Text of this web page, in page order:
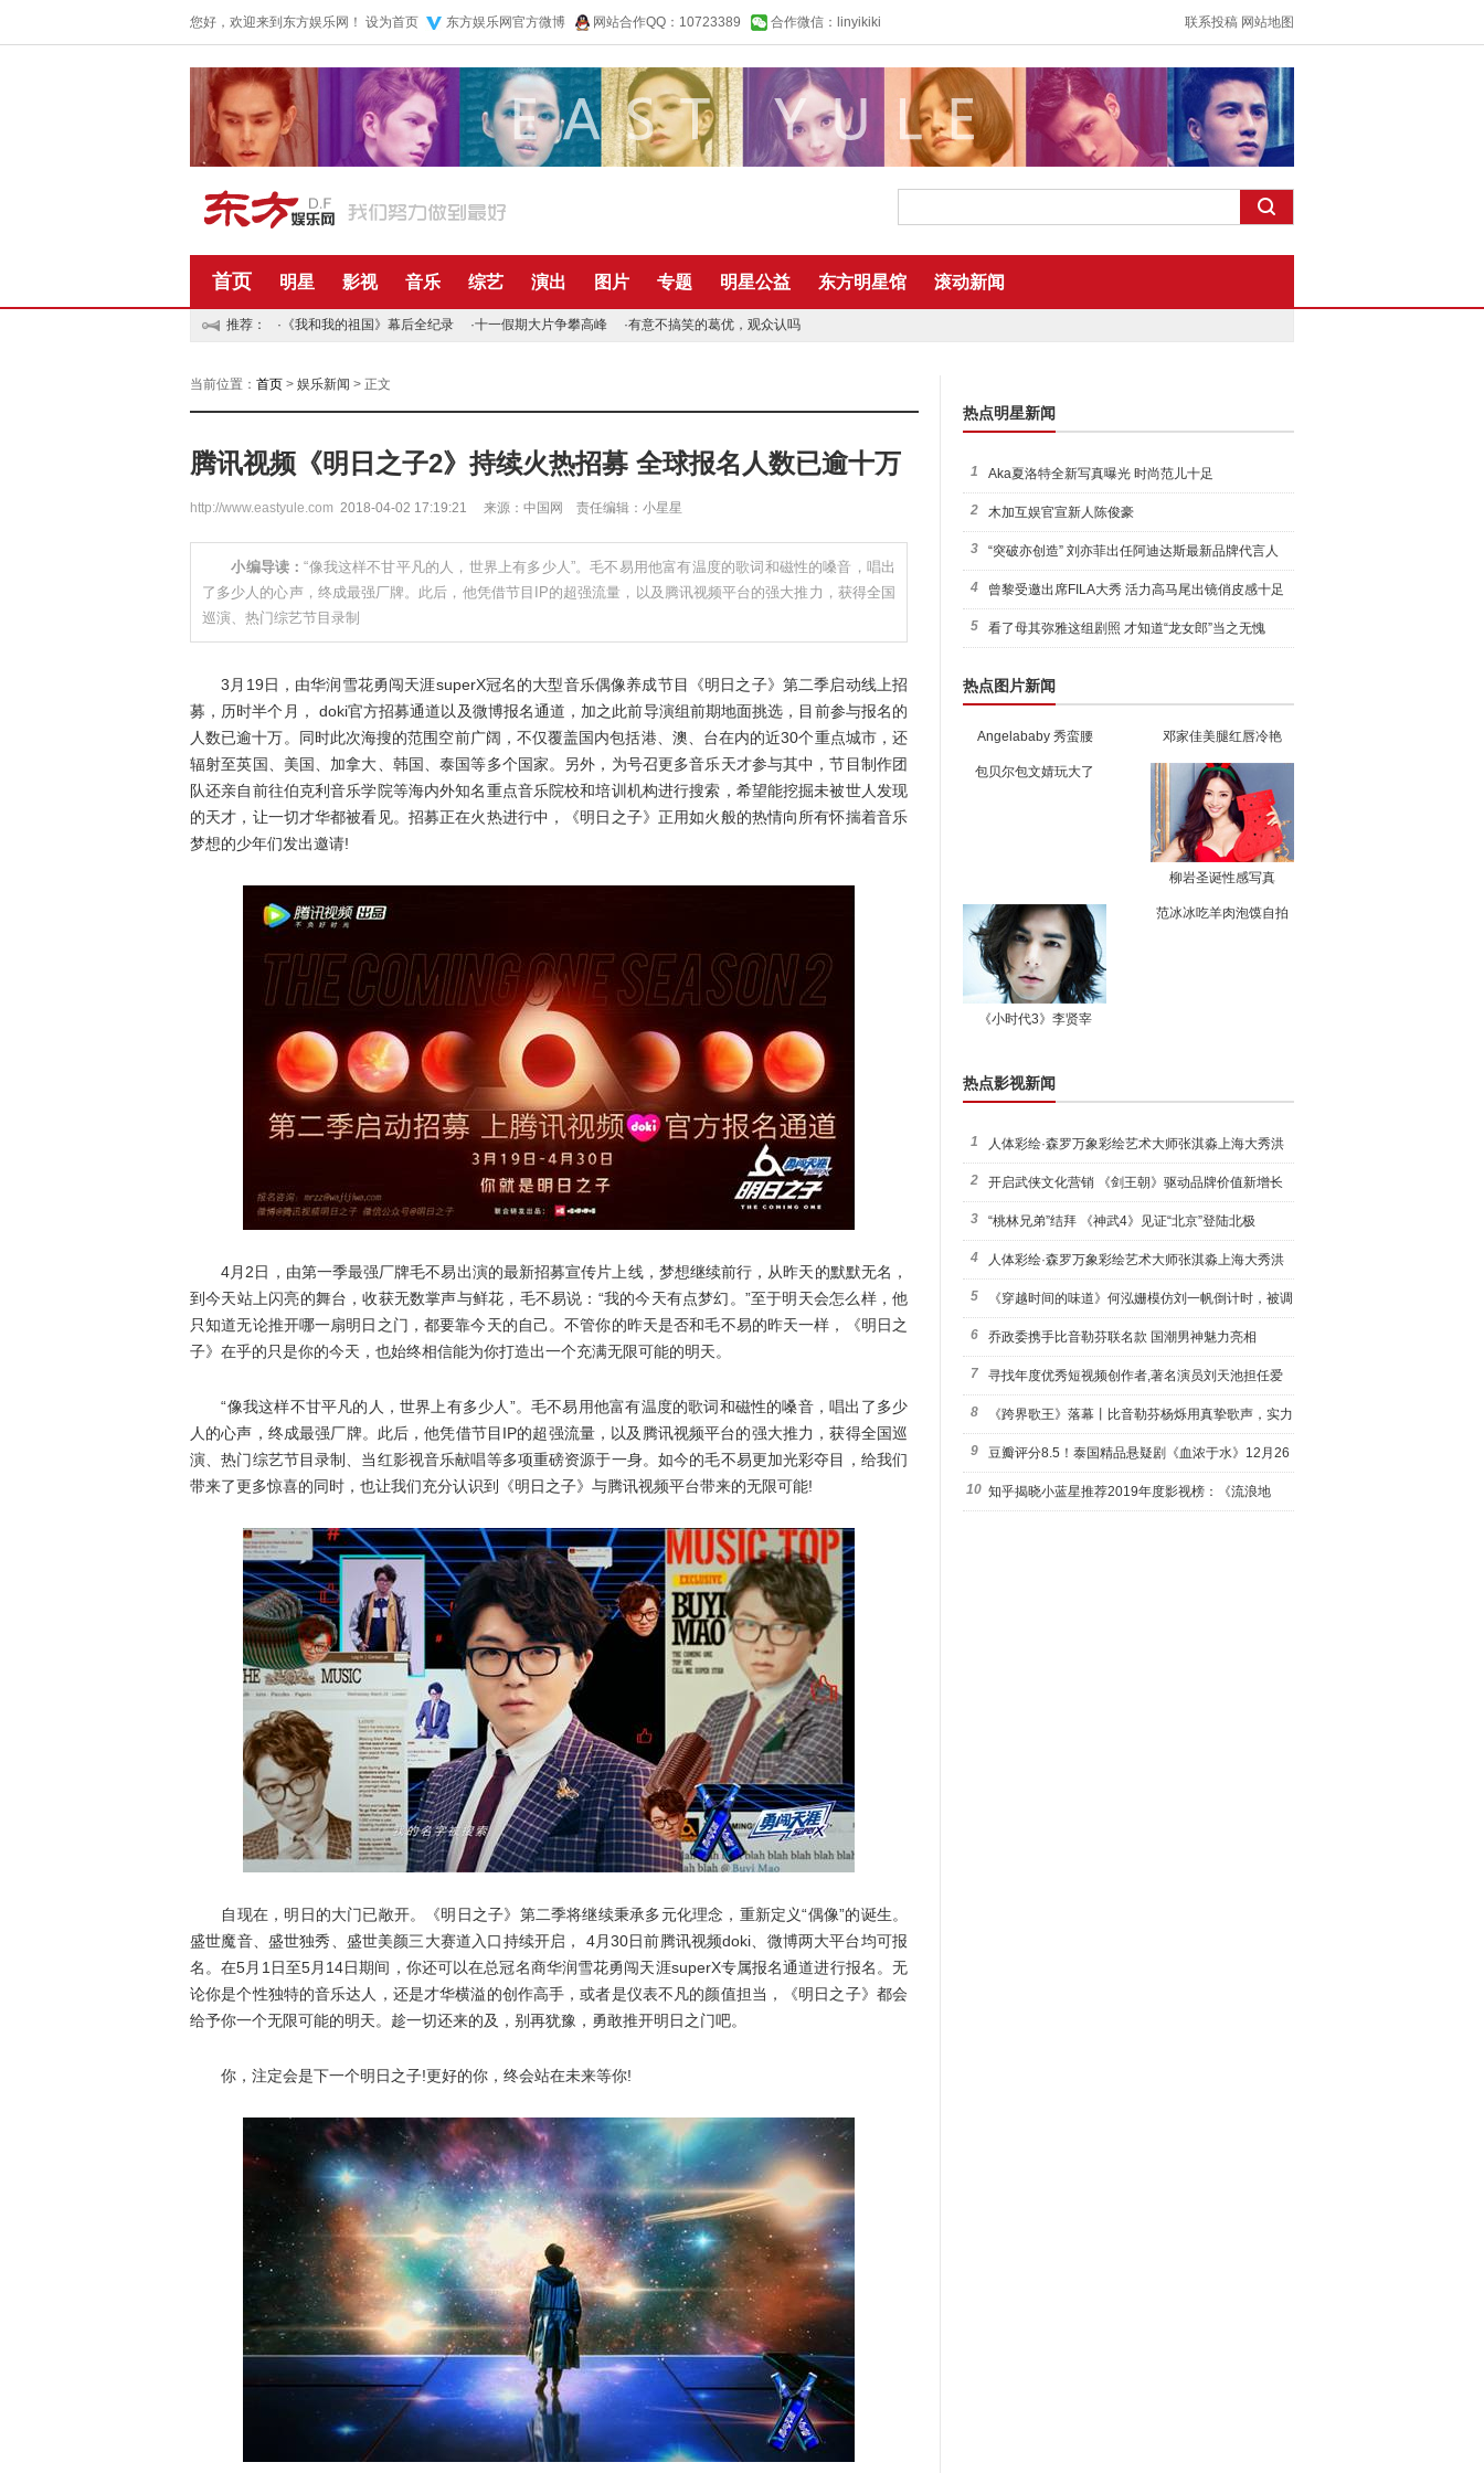
您好，欢迎来到东方娱乐网！ 设为首页 东方娱乐网官方微博 网站合作QQ：10723389 合作微信：linyikiki 联系投稿 网站地图
首页 明星 影视 音乐 综艺 演出 图片 专题 明星公益 东方明星馆 滚动新闻
推荐： · 《我和我的祖国》幕后全纪录 ·十一假期大片争攀高峰 ·有意不搞笑的葛优，观众认吗
当前位置： 首页 > 娱乐新闻 > 正文
腾讯视频《明日之子2》持续火热招募 全球报名人数已逾十万
http://www.eastyule.com 2018-04-02 17:19:21 来源：中国网 责任编辑：小星星
小编导读：“像我这样不甘平凡的人，世界上有多少人”。毛不易用他富有温度的歌词和磁性的嗓音，唱出
了多少人的心声，终成最强厂牌。此后，他凭借节目IP的超强流量，以及腾讯视频平台的强大推力，获得全国
巡演、热门综艺节目录制
3月19日，由华润雪花勇闯天涯superX冠名的大型音乐偶像养成节目《明日之子》第二季启动线上招
募，历时半个月， doki官方招募通道以及微博报名通道，加之此前导演组前期地面挑选，目前参与报名的
人数已逾十万。同时此次海搜的范围空前广阔，不仅覆盖国内包括港、澳、台在内的近30个重点城市，还
辐射至英国、美国、加拿大、韩国、泰国等多个国家。另外，为号召更多音乐天才参与其中，节目制作团
队还亲自前往伯克利音乐学院等海内外知名重点音乐院校和培训机构进行搜索，希望能挖掘未被世人发现
的天才，让一切才华都被看见。招募正在火热进行中，《明日之子》正用如火般的热情向所有怀揣着音乐
梦想的少年们发出邀请!
4月2日，由第一季最强厂牌毛不易出演的最新招募宣传片上线，梦想继续前行，从昨天的默默无名，
到今天站上闪亮的舞台，收获无数掌声与鲜花，毛不易说：“我的今天有点梦幻。”至于明天会怎么样，他
只知道无论推开哪一扇明日之门，都要靠今天的自己。不管你的昨天是否和毛不易的昨天一样，《明日之
子》在乎的只是你的今天，也始终相信能为你打造出一个充满无限可能的明天。
“像我这样不甘平凡的人，世界上有多少人”。毛不易用他富有温度的歌词和磁性的嗓音，唱出了多少
人的心声，终成最强厂牌。此后，他凭借节目IP的超强流量，以及腾讯视频平台的强大推力，获得全国巡
演、热门综艺节目录制、当红影视音乐献唱等多项重磅资源于一身。如今的毛不易更加光彩夺目，给我们
带来了更多惊喜的同时，也让我们充分认识到《明日之子》与腾讯视频平台带来的无限可能!
自现在，明日的大门已敞开。《明日之子》第二季将继续秉承多元化理念，重新定义“偶像”的诞生。
盛世魔音、盛世独秀、盛世美颜三大赛道入口持续开启， 4月30日前腾讯视频doki、微博两大平台均可报
名。在5月1日至5月14日期间，你还可以在总冠名商华润雪花勇闯天涯superX专属报名通道进行报名。无
论你是个性独特的音乐达人，还是才华横溢的创作高手，或者是仪表不凡的颜值担当，《明日之子》都会
给予你一个无限可能的明天。趁一切还来的及，别再犹豫，勇敢推开明日之门吧。
你，注定会是下一个明日之子!更好的你，终会站在未来等你!
热点明星新闻
1 Aka夏洛特全新写真曝光 时尚范儿十足
2 木加互娱官宣新人陈俊豪
3 “突破亦创造” 刘亦菲出任阿迪达斯最新品牌代言人
引爆
4 曾黎受邀出席FILA大秀 活力高马尾出镜俏皮感十足
5 看了母其弥雅这组剧照 才知道“龙女郎”当之无愧
热点图片新闻
Angelababy 秀蛮腰 邓家佳美腿红唇冷艳
包贝尔包文婧玩大了
柳岩圣诞性感写真
《小时代3》李贤宰
范冰冰吃羊肉泡馍自拍
热点影视新闻
1 人体彩绘·森罗万象彩绘艺术大师张淇淼上海大秀洪
荒宇宙
2 开启武侠文化营销 《剑王朝》驱动品牌价值新增长
3 “桃林兄弟”结拜 《神武4》见证“北京”登陆北极
4 人体彩绘·森罗万象彩绘艺术大师张淇淼上海大秀洪
荒宇宙
5 《穿越时间的味道》何泓姗模仿刘一帆倒计时，被调
侃“学人
6 乔政委携手比音勒芬联名款 国潮男神魅力亮相
7 寻找年度优秀短视频创作者,著名演员刘天池担任爱
奇艺号"奇
8 《跨界歌王》落幕丨比音勒芬杨烁用真挚歌声，实力
圈粉!
9 豆瓣评分8.5！泰国精品悬疑剧《血浓于水》12月26
日西瓜视
10 知乎揭晓小蓝星推荐2019年度影视榜：《流浪地